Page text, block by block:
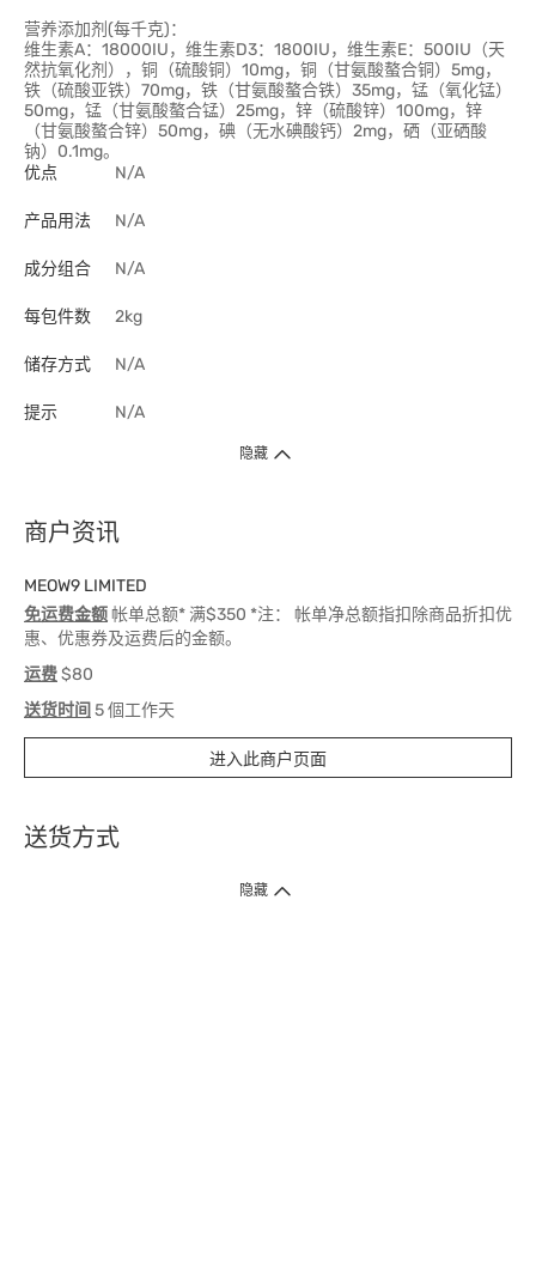
营养添加剂(每千克)：
维生素A：18000IU，维生素D3：1800IU，维生素E：500IU（天
然抗氧化剂），铜（硫酸铜）10mg，铜（甘氨酸螯合铜）5mg，
铁（硫酸亚铁）70mg，铁（甘氨酸螯合铁）35mg，锰（氧化锰）
50mg，锰（甘氨酸螯合锰）25mg，锌（硫酸锌）100mg，锌
（甘氨酸螯合锌）50mg，碘（无水碘酸钙）2mg，硒（亚硒酸
钠）0.1mg。
优点
N/A
产品用法 N/A
成分组合 N/A
每包件数 2kg
储存方式 N/A
提示 N/A
隐藏
商户资讯
MEOW9 LIMITED
免运费金额帐单总额* 满$350 *注： 帐单净总额指扣除商品折扣优
惠、优惠券及运费后的金额。
运费$80
送货时间 5 個工作天
进入此商户页面
送货方式
1. 送货到府（受卫生署条例规管产品除外 ）
隐藏